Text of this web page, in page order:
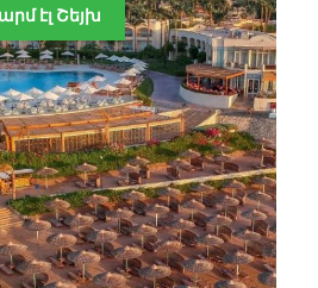
էլ Շեյխ